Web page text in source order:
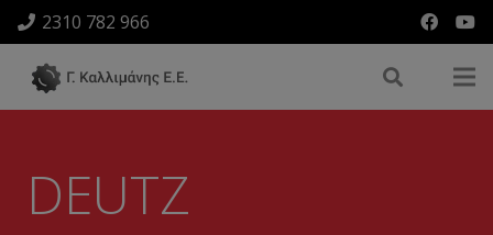
2310 782 966
DEUTZ